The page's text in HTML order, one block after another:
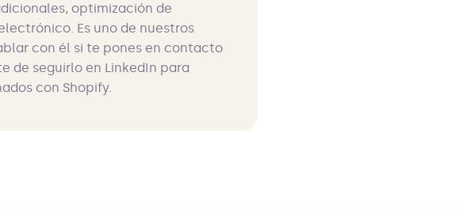
optimización de
Es uno de nuestros
con él si te pones en contacto
de seguirlo en LinkedIn para
con Shopify.